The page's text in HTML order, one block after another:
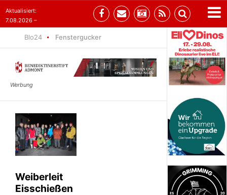
Aktualisiert:
7.08.2026 –
Blo24 Fenstergucker
Weiberleit
Eisschießen